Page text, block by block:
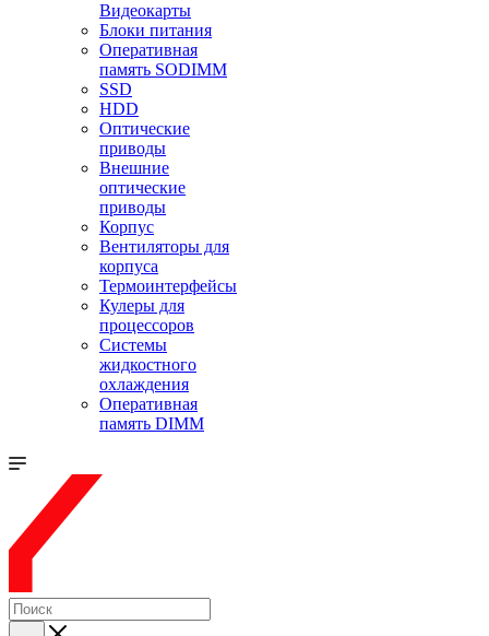
Видеокарты
Блоки питания
Оперативная
память SODIMM
SSD
HDD
Оптические
приводы
Внешние
оптические
приводы
Корпус
Вентиляторы для
корпуса
Термоинтерфейсы
Кулеры для
процессоров
Системы
жидкостного
охлаждения
Оперативная
память DIMM